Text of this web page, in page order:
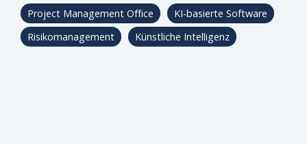
risikomanagement
Live-
erfüllt?
Vereinbaren
Sie am
besten
erfüllt?
Vereinbaren
Sie am
besten
erfüllt?
Vereinbaren
Sie am
besten
Project Management Office
KI-basierte Software
Risikomanagement
Künstliche Intelligenz